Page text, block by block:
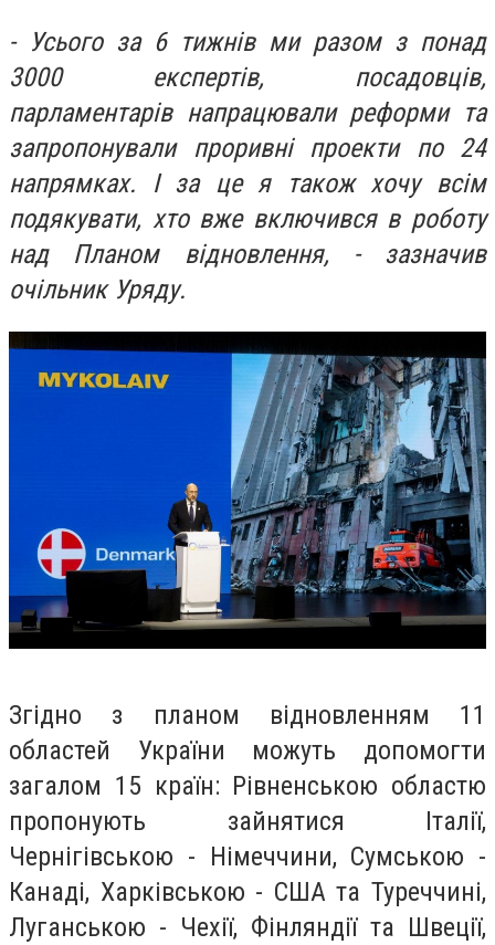
- Усього за 6 тижнів ми разом з понад
3000 експертів, посадовців,
парламентарів напрацювали реформи та
запропонували проривні проекти по 24
напрямках. І за це я також хочу всім
подякувати, хто вже включився в роботу
над Планом відновлення, - зазначив
очільник Уряду.
Згідно з планом відновленням 11
областей України можуть допомогти
загалом 15 країн: Рівненською областю
пропонують зайнятися Італії,
Чернігівською - Німеччини, Сумською -
Канаді, Харківською - США та Туреччині,
Луганською - Чехії, Фінляндії та Швеції,